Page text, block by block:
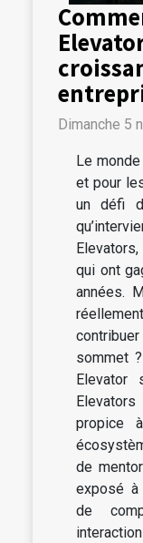
Dimanche 5
Le
et pour
un défi
qui ont
années.
sommet
Elevator
propice
de
exposé à
de